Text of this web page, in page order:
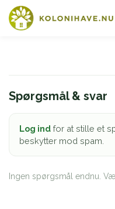
Spørgsmål & svar
Log ind for at stille et
beskytter mod spam.
Ingen spørgsmål endnu.